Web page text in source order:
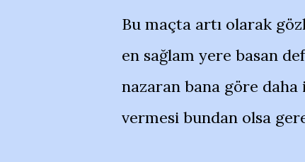
Bu maçta artı olarak
en sağlam yere basan
nazaran bana göre
vermesi bundan olsa